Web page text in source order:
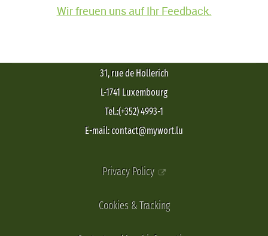
Wir freuen uns auf Ihr Feedback.
31, rue de Hollerich
L-1741 Luxembourg
Tel.:(+352) 4993-1
E-mail: contact@mywort.lu
Privacy Policy
Cookies & Tracking